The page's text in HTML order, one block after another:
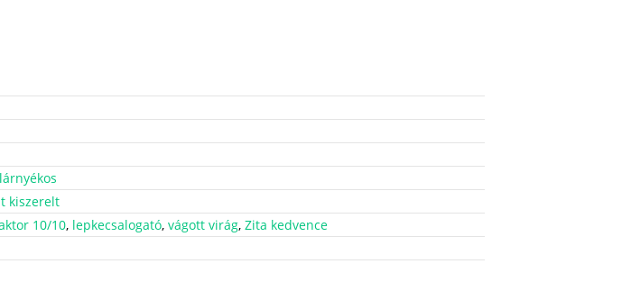
kiszerelt
10/10, lepkecsalogató, vágott virág, Zita kedvence